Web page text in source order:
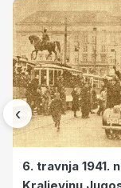
‹
6. travnja 1941.